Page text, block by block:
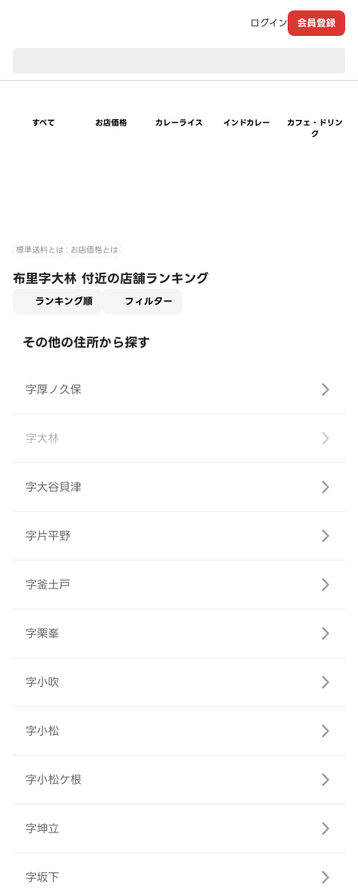
ログイン 会員登録
すべて お店価格 カレーライス インドカレー
カフェ・ドリン
ク
標準送料とは お店価格とは
布里字大林 付近の店舗ランキング
ランキング順 フィルター
その他の住所から探す
字厚ノ久保
字大林
字大谷貝津
字片平野
字釜土戸
字栗峯
字小吹
字小松
字小松ケ根
字坤立
字坂下